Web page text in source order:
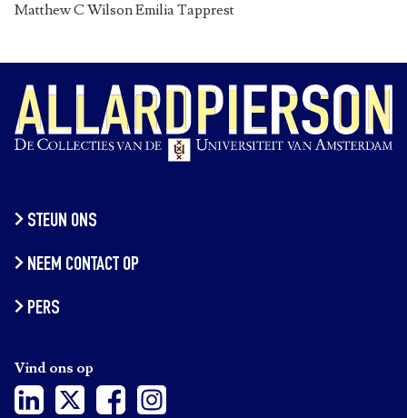
Matthew C Wilson Emilia Tapprest
STEUN ONS
NEEM CONTACT OP
PERS
Vind ons op